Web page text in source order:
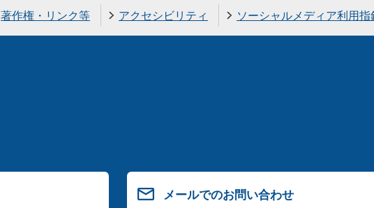
著作権・リンク等 アクセシビリティ ソーシャルメディア利用指
メールでのお問い合わせ